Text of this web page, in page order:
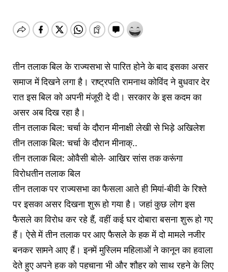
तीन तलाक ब‍िल के राज्‍यसभा से पारित होने के बाद इसका असर
समाज में द‍िखने लगा है। राष्‍ट्रपति रामनाथ कोव‍िंद ने बुधवार देर
रात इस ब‍िल को अपनी मंजूरी दे दी। सरकार के इस कदम का
असर अब द‍िख रहा है।
तीन तलाक बिल: चर्चा के दौरान मीनाक्षी लेखी से भिड़े अखिलेश
तीन तलाक बिल: चर्चा के दौरान मीनाक्..
तीन तलाक बिल: ओवैसी बोले- आखिर सांस तक करूंगा
विरोधतीन तलाक बिल
तीन तलाक पर राज्‍यसभा का फैसला आते ही मियां-बीवी के रिश्ते
पर इसका असर दिखना शुरू हो गया है। जहां कुछ लोग इस
फैसले का विरोध कर रहे हैं, वहीं कई घर दोबारा बसना शुरू हो गए
हैं। ऐसे में तीन तलाक पर आए फैसले के हक में दो मामले नजीर
बनकर सामने आए हैं। इनमें मुस्लिम महिलाओं ने कानून का हवाला
देते हुए अपने हक को पहचाना भी और शौहर को साथ रहने के लिए